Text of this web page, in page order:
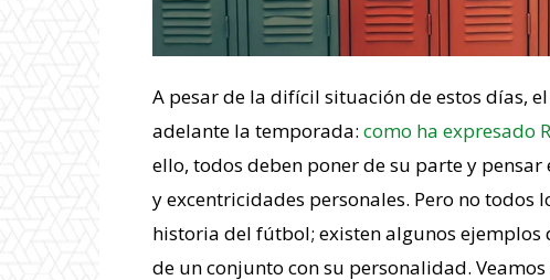
A pesar de la difícil situación de estos días,
adelante la temporada: como ha expresado
ello, todos deben poner de su parte y
y excentricidades personales. Pero no
historia del fútbol; existen algunos
de un conjunto con su personalidad.